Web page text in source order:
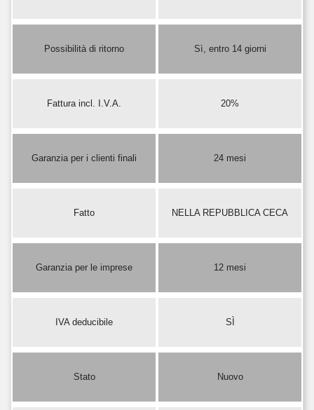
Possibilità di ritorno Sì, entro 14 giorni
Fattura incl. I.V.A. 20%
Garanzia per i clienti finali 24 mesi
Fatto NELLA REPUBBLICA CECA
Garanzia per le imprese 12 mesi
IVA deducibile SÌ
Stato Nuovo